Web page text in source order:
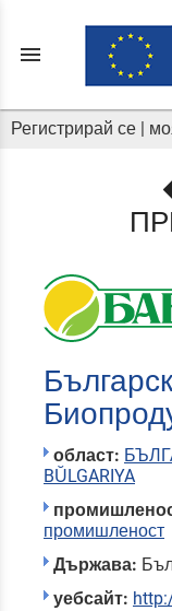
menu
Регистрирай се |
област:
BŬLGARIYA
промишленост
Държава:
уебсайт: